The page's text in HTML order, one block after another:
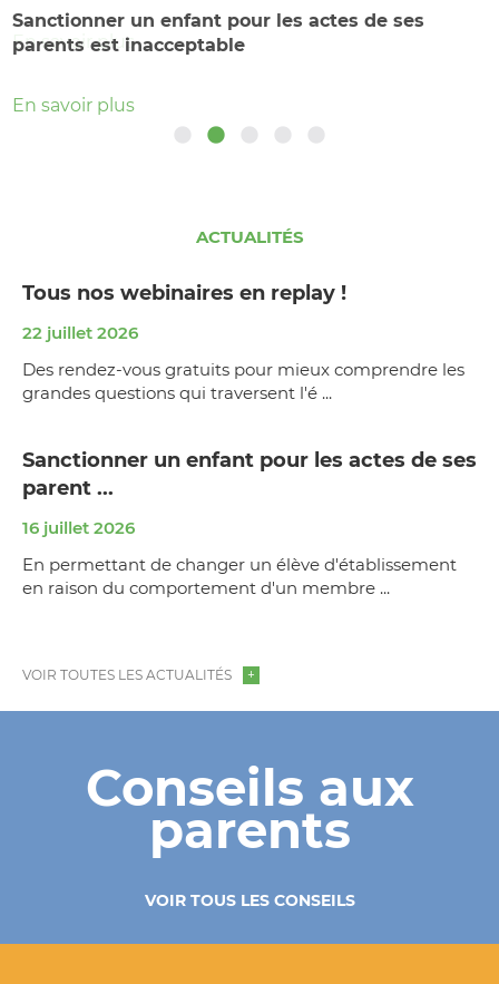
En savoir plus
Sanctionner un enfant pour les actes de ses
parents est inacceptable
En savoir plus
le 4 juillet partout en France
En savoir plus
ACTUALITÉS
Tous nos webinaires en replay !
22 juillet 2026
Des rendez-vous gratuits pour mieux comprendre les
grandes questions qui traversent l'é ...
Sanctionner un enfant pour les actes de ses
parent ...
16 juillet 2026
En permettant de changer un élève d'établissement
en raison du comportement d'un membre ...
VOIR TOUTES LES ACTUALITÉS
Conseils aux
parents
VOIR TOUS LES CONSEILS